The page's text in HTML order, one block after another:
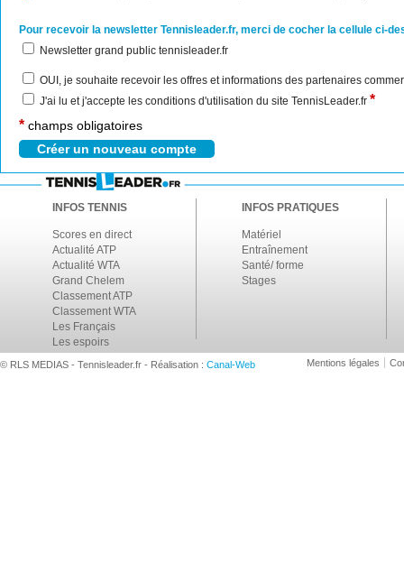
Pour recevoir la newsletter Tennisleader.fr, merci de cocher la cellule ci-
Newsletter grand public tennisleader.fr
OUI, je souhaite recevoir les offres et informations des partenaires
J'ai lu et j'accepte les conditions d'utilisation du site TennisLeader.fr *
* champs obligatoires
INFOS TENNIS
Scores en direct
Actualité ATP
Actualité WTA
Grand Chelem
Classement ATP
Classement WTA
Les Français
Les espoirs
INFOS PRATIQUES
Matériel
Entraînement
Santé/ forme
Stages
© RLS MEDIAS - Tennisleader.fr - Réalisation : Canal-Web Mentions légales